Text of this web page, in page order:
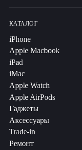
КАТАЛОГ
iPhone
Apple Macbook
iPad
iMac
Apple Watch
Apple AirPods
Гаджеты
Аксессуары
Trade-in
Ремонт